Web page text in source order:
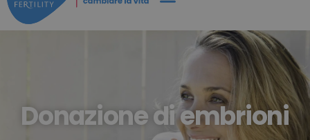
Donazione di embrioni